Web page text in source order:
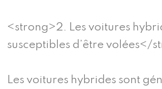
<strong>2. Les voitures
susceptibles d’être volées</
Les voitures hybrides sont